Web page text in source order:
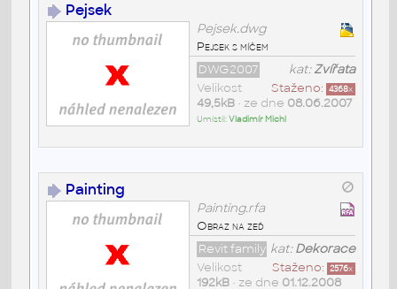
Pejsek
Pejsek.dwg
Pejsek s míčem
kat:Zvířata
DWG2007
Staženo: 4368x
Velikost
49,5kB• ze dne 08.06.2007
Umístil:Vladimír Michl
Painting
Painting.rfa
Obraz na zeď
kat:Dekorace
Revit family
Staženo: 2576x
Velikost
192kB• ze dne 01.12.2008